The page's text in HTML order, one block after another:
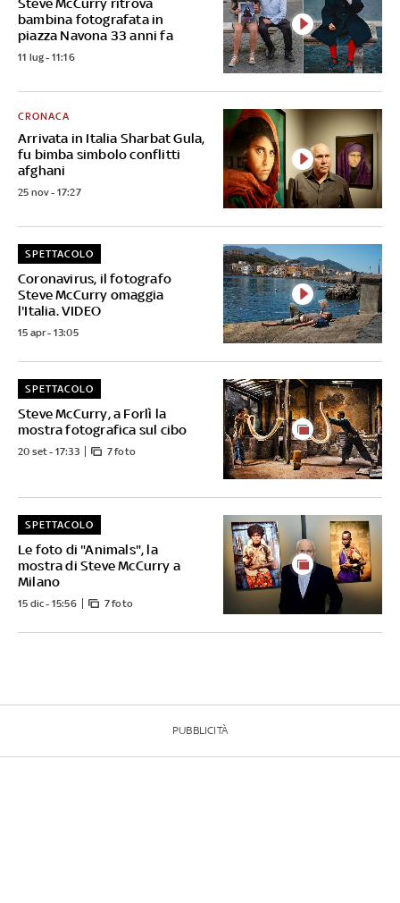
Steve McCurry ritrova
bambina fotografata in
piazza Navona 33 anni fa
11 lug - 11:16
Arrivata in Italia Sharbat Gula,
fu bimba simbolo conflitti
afghani
CRONACA
25 nov - 17:27
Coronavirus, il fotografo
Steve McCurry omaggia
l'Italia. VIDEO
SPETTACOLO
15 apr - 13:05
Steve McCurry, a Forlì la
mostra fotografica sul cibo
SPETTACOLO
20 set - 17:33 7 foto
Le foto di "Animals", la
mostra di Steve McCurry a
Milano
SPETTACOLO
15 dic - 15:56 7 foto
PUBBLICITÀ